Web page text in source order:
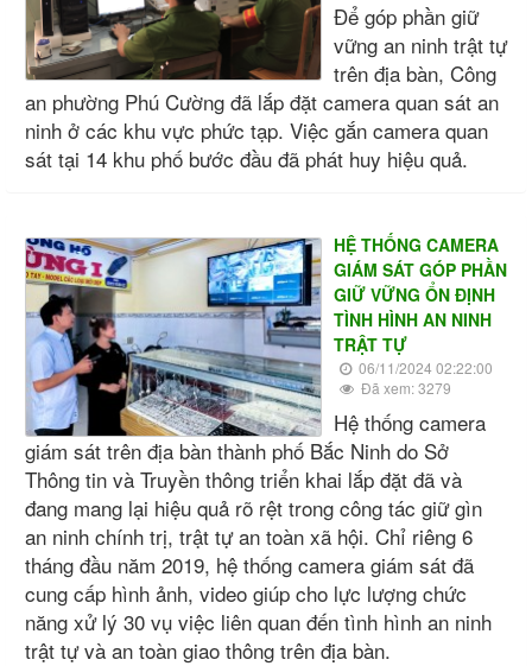
Để góp phần giữ
vững an ninh trật tự
trên địa bàn, Công
an phường Phú Cường đã lắp đặt camera quan sát an
ninh ở các khu vực phức tạp. Việc gắn camera quan
sát tại 14 khu phố bước đầu đã phát huy hiệu quả.
HỆ THỐNG CAMERA
GIÁM SÁT GÓP PHẦN
GIỮ VỮNG ỔN ĐỊNH
TÌNH HÌNH AN NINH
TRẬT TỰ
06/11/2024 02:22:00
Đã xem: 3279
Hệ thống camera
giám sát trên địa bàn thành phố Bắc Ninh do Sở
Thông tin và Truyền thông triển khai lắp đặt đã và
đang mang lại hiệu quả rõ rệt trong công tác giữ gìn
an ninh chính trị, trật tự an toàn xã hội. Chỉ riêng 6
tháng đầu năm 2019, hệ thống camera giám sát đã
cung cấp hình ảnh, video giúp cho lực lượng chức
năng xử lý 30 vụ việc liên quan đến tình hình an ninh
trật tự và an toàn giao thông trên địa bàn.